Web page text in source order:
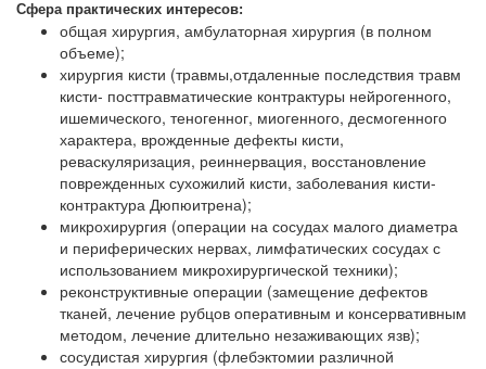
Сфера практических интересов:
общая хирургия, амбулаторная хирургия (в полном
объеме);
хирургия кисти (травмы,отдаленные последствия травм
кисти- посттравматические контрактуры нейрогенного,
ишемического, теногенног, миогенного, десмогенного
характера, врожденные дефекты кисти,
реваскуляризация, реиннервация, восстановление
поврежденных сухожилий кисти, заболевания кисти-
контрактура Дюпюитрена);
микрохирургия (операции на сосудах малого диаметра
и периферических нервах, лимфатических сосудах с
использованием микрохирургической техники);
реконструктивные операции (замещение дефектов
тканей, лечение рубцов оперативным и консервативным
методом, лечение длительно незаживающих язв);
сосудистая хирургия (флебэктомии различной